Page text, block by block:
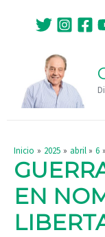
contenido
Inicio 2025 abril 6
EN
entradas